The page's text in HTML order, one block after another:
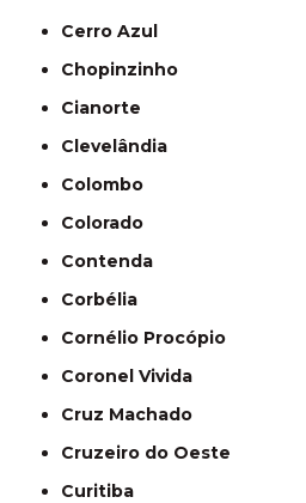
Cerro Azul
Chopinzinho
Cianorte
Clevelândia
Colombo
Colorado
Contenda
Corbélia
Cornélio Procópio
Coronel Vivida
Cruz Machado
Cruzeiro do Oeste
Curitiba